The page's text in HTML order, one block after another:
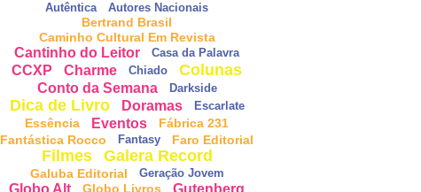
Autêntica Autores Nacionais
Bertrand Brasil
Caminho Cultural Em Revista
Cantinho do Leitor Casa da Palavra
CCXP Charme Chiado Colunas
Conto da Semana Darkside
Dica de Livro Doramas Escarlate
Essência Eventos
Fábrica 231
Fantástica Rocco
Fantasy Faro Editorial
Filmes Galera Record
Galuba Editorial Geração Jovem
Globo Alt Globo Livros Gutenberg